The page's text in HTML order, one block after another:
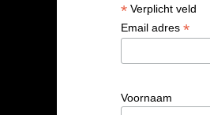
* Verplicht veld
Email adres *
Voornaam